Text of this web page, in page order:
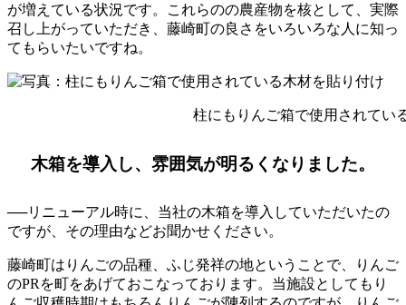
が増えている状況です。これらのの農産物を核として、実際
召し上がっていただき、藤崎町の良さをいろいろな人に知っ
てもらいたいですね。
柱にもりんご箱で使用されてい
木箱を導入し、雰囲気が明るくなりました。
──リニューアル時に、当社の木箱を導入していただいたの
ですが、その理由などお聞かせください。
藤崎町はりんごの品種、ふじ発祥の地ということで、りんご
のPRを町をあげておこなっております。当施設としてもり